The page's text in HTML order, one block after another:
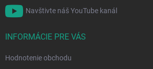
Navštivte náš YouTube kanál
INFORMÁCIE PRE VÁS
Hodnotenie obchodu